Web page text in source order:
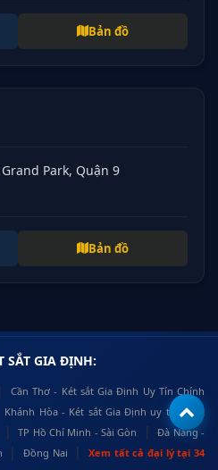
Bản đồ
Park, Quận 9
Bản đồ
SẮT GIA ĐỊNH:
Cần Thơ - Két sắt Gia Định Uy Tín Chính
Khánh Hòa - Két sắt Gia Định uy tín, chất
| TP Hồ Chí Minh - Sài Gòn |
Đà Nẵng -
| Đồng Nai |
Xem tất cả đại lý tại 34